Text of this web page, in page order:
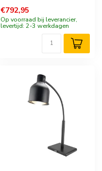
€792,95
Op voorraad bij leverancier,
levertijd: 2-3 werkdagen